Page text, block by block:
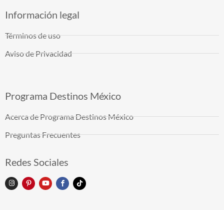
Información legal
Términos de uso
Aviso de Privacidad
Programa Destinos México
Acerca de Programa Destinos México
Preguntas Frecuentes
Redes Sociales